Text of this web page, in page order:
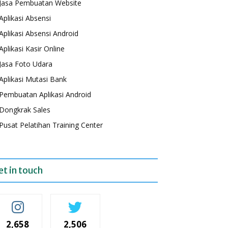
Pembuatan Website
Absensi
Absensi Android
Kasir Online
Foto Udara
Mutasi Bank
Aplikasi Android
Sales
Pelatihan Training Center
in touch
2,658 2,506